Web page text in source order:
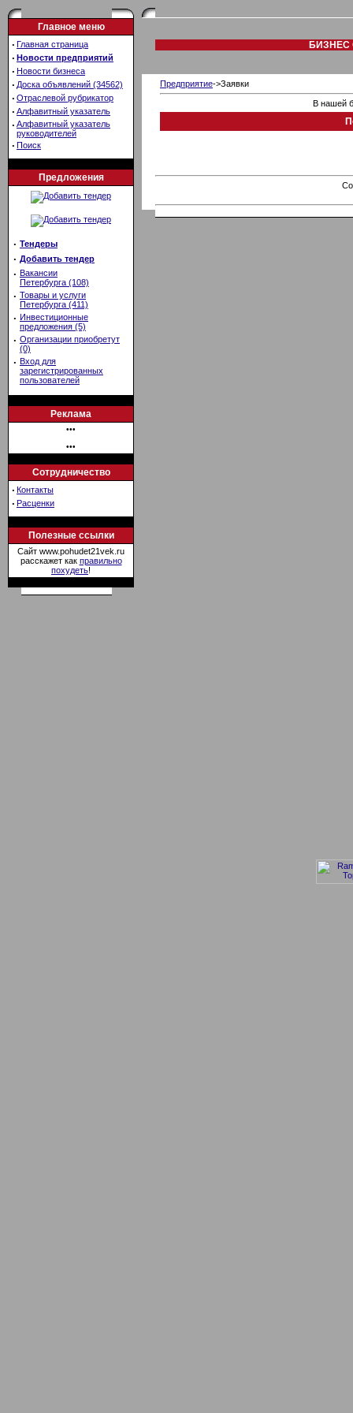
Главное меню
· Главная страница
· Новости предприятий
· Новости бизнеса
· Доска объявлений (34562)
· Отраслевой рубрикатор
· Алфавитный указатель
· Алфавитный указатель
руководителей
· Поиск
Предложения
· Тендеры
· Добавить тендер
· Вакансии
Петербурга (108)
· Товары и услуги
Петербурга (411)
· Инвестиционные
предложения (5)
· Организации приобретут
(0)
· Вход для
зарегистрированных
пользователей
Реклама
•••
•••
Сотрудничество
· Контакты
· Расценки
Полезные ссылки
Сайт www.pohudet21vek.ru
расскажет как правильно
похудеть!
БИЗНЕС
Предприятие->Заявки
В нашей